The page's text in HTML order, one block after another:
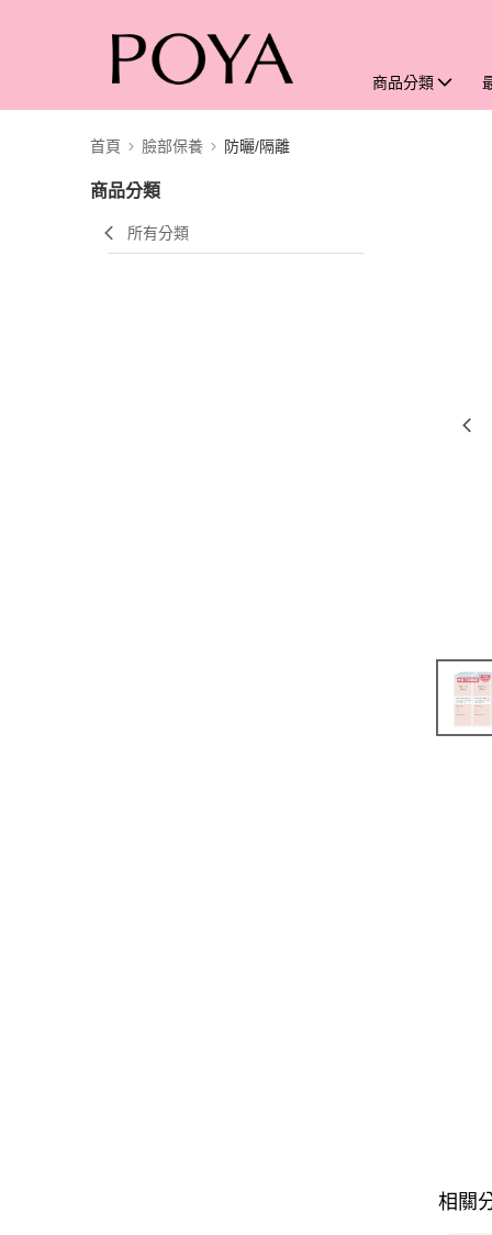
商品分類
首頁 臉部保養 防曬/隔離
商品分類
所有分類
相關